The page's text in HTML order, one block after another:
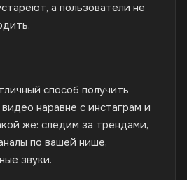
а пользователи не
способ получить
наравне с инстаграм и
же: следим за трендами,
по вашей нише,
звуки.